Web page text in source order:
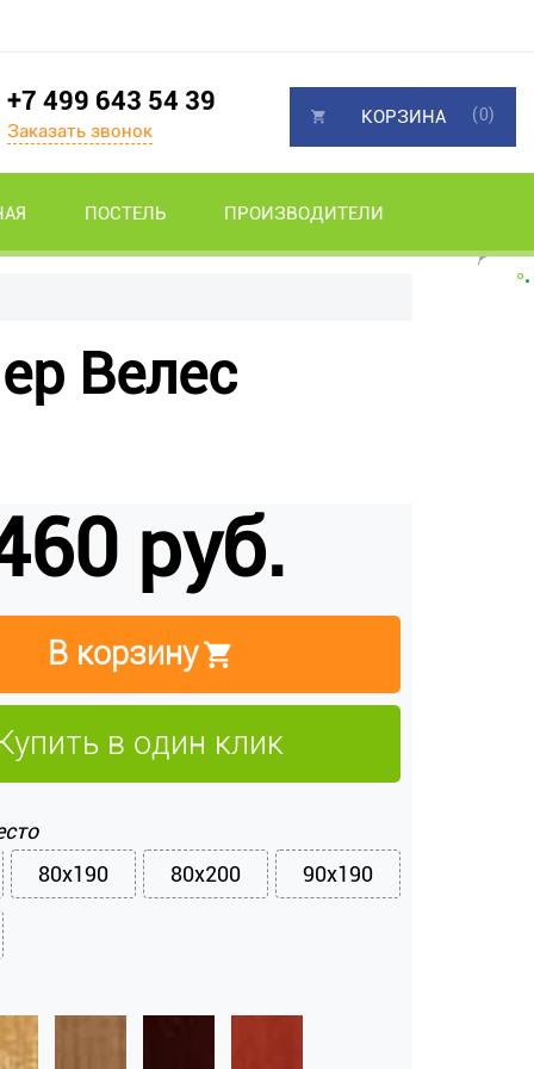
+7 499 643 54 39
Заказать звонок
ПОСТЕЛЬ ПРОИЗВОДИТЕЛИ
КОРЗИНА (0)
Велес
руб.
В корзину
в один клик
80x190
80x200 90x190